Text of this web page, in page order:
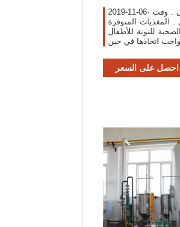
2019-11-06· إعطاء التونة للأطفال . وقت
. المغذيات المتوفرة
للتونة للأطفال
اتخاذها في حين
التونة المطبوخة .
احصل على السعر